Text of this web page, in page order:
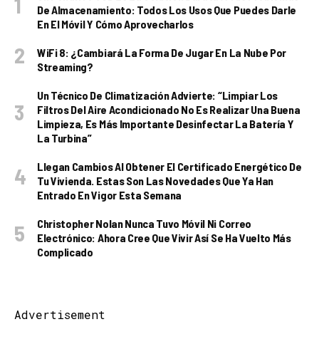
De Almacenamiento: Todos Los Usos Que Puedes Darle
En El Móvil Y Cómo Aprovecharlos
WiFi 8: ¿cambiará La Forma De Jugar En La Nube Por
Streaming?
Un Técnico De Climatización Advierte: “Limpiar Los
Filtros Del Aire Acondicionado No Es Realizar Una Buena
Limpieza, Es Más Importante Desinfectar La Batería Y
La Turbina”
Llegan Cambios Al Obtener El Certificado Energético De
Tu Vivienda. Estas Son Las Novedades Que Ya Han
Entrado En Vigor Esta Semana
Christopher Nolan Nunca Tuvo Móvil Ni Correo
Electrónico: Ahora Cree Que Vivir Así Se Ha Vuelto Más
Complicado
Advertisement